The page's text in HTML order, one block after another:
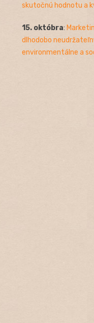
skutočnú hodnotu a
15. októbra:
dlhodobo
environmentálne a